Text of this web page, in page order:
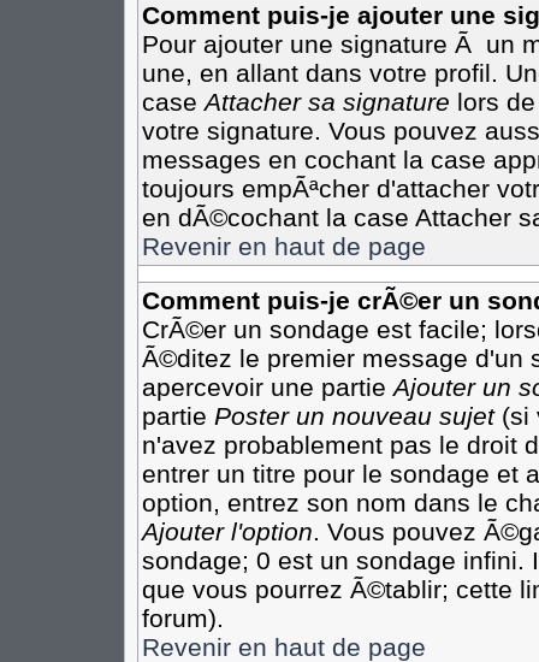
Comment puis-je ajouter une
Pour ajouter une signature Ã un
une, en allant dans votre profil.
caseAttacher sa signature lors
votre signature. Vous pouvez
messages en cochant la case
toujours empÃªcher d'attacher
en dÃ©cochant la case Attacher
Revenir en haut de page
Comment puis-je crÃ©er un
CrÃ©er un sondage est facile;
Ã©ditez le premier message d'un
apercevoir une partieAjouter un
partie Poster un nouveau sujet(si
n'avez probablement pas le droit
entrer un titre pour le sondage et
option, entrez son nom dans le
Ajouter l'option. Vous pouvez
sondage; 0 est un sondage infini.
que vous pourrez Ã©tablir; cette
forum).
Revenir en haut de page